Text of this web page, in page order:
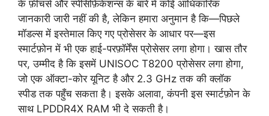
के फ़ीचर्स और स्पेसिफ़िकेशन्स के बारे में कोई आधिकारिक
जानकारी जारी नहीं की है, लेकिन हमारा अनुमान है कि—पिछले
मॉडल्स में इस्तेमाल किए गए प्रोसेसर के आधार पर—इस
स्मार्टफ़ोन में भी एक हाई-परफ़ॉर्मेंस प्रोसेसर लगा होगा। खास तौर
पर, उम्मीद है कि इसमें UNISOC T8200 प्रोसेसर लगा होगा,
जो एक ऑक्टा-कोर यूनिट है और 2.3 GHz तक की क्लॉक
स्पीड तक पहुँच सकता है। इसके अलावा, कंपनी इस स्मार्टफ़ोन के
साथ LPDDR4X RAM भी दे सकती है।